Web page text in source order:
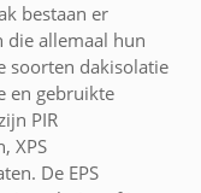
bestaan er
die allemaal hun
soorten dakisolatie
en gebruikte
PIR
XPS
De EPS